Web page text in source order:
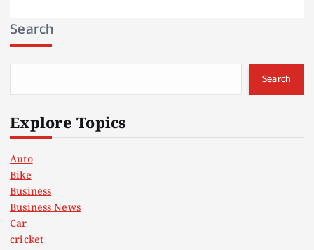
Search
Search
Explore Topics
Auto
Bike
Business
Business News
Car
cricket